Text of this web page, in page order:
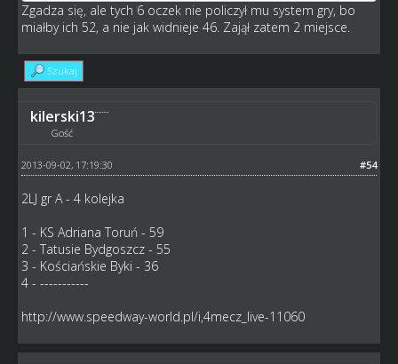
Zgadza się, ale tych 6 oczek nie policzył mu system gry, bo
miałby ich 52, a nie jak widnieje 46. Zajął zatem 2 miejsce.
Szukaj
kilerski13
Gość
#54
2013-09-02, 17:19:30
2LJ gr A - 4 kolejka
1 - KS Adriana Toruń - 59
2 - Tatusie Bydgoszcz - 55
3 - Kościańskie Byki - 36
4 - -----------
http://www.speedway-world.pl/i,4mecz_live-11060